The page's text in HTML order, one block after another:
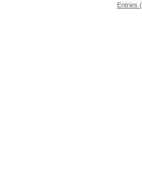
Entries